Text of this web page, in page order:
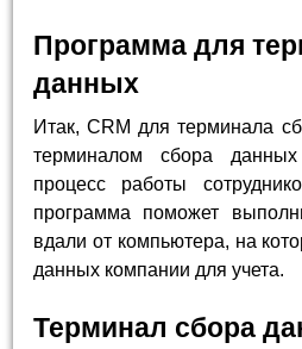
Программа для
данных
Итак, CRM для терминала
терминалом сбора данных
процесс работы
программа поможет
вдали от компьютера, на
данных компании для учета.
Терминал сбора